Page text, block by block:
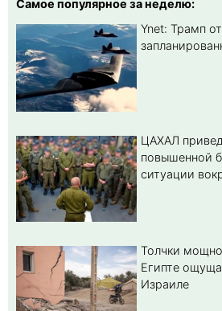
Самое популярное за неделю:
Ynet: Трамп
ЦАХАЛ
повышенной
ситуации
Толчки
Египте
Израиле